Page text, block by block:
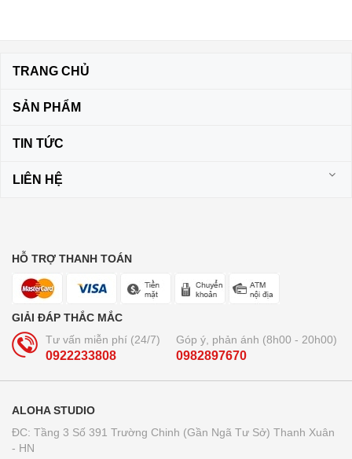
TRANG CHỦ
SẢN PHẨM
TIN TỨC
LIÊN HỆ
HỖ TRỢ THANH TOÁN
GIẢI ĐÁP THẮC MẮC
Tư vấn miễn phí (24/7)
0922233808
Góp ý, phản ánh (8h00 - 20h00)
0982897670
ALOHA STUDIO
ĐC: Tầng 3 Số 391 Trường Chinh (Gần Ngã Tư Sở) Thanh Xuân
- HN